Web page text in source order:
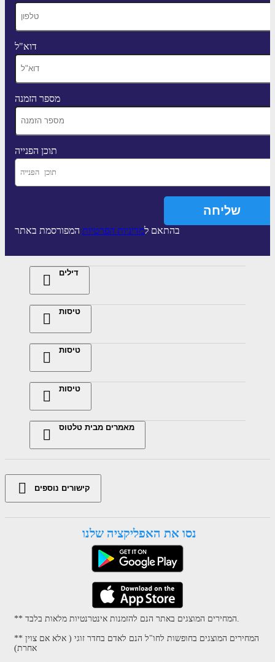
דוא"ל
מספר הזמנה
תוכן הפנייה
בהתאם למדיניות הפרטיות המפורסמת באתר
דילים
טיסות
טיסות
טיסות
מאמרים מבית טלטוס
קישורים נוספים
נסו את האפליקציה שלנו
** המחירים המוצגים בחופשות לחו"ל הנם לאדם בחדר זוגי ( אלא אם צוין
אחרת)